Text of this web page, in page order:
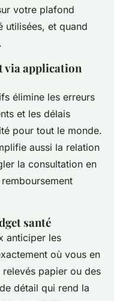
votre plafond
utilisées, et quand
via application
élimine les erreurs
et les délais
pour tout le monde.
aussi la relation
la consultation en
santé
anticiper les
où vous en
papier ou des
détail qui rend la